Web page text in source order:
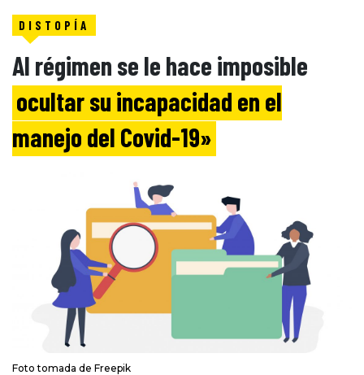
DISTOPÍA
Al régimen se le hace imposible
ocultar su incapacidad en el
manejo del Covid-19»
Foto tomada de Freepik